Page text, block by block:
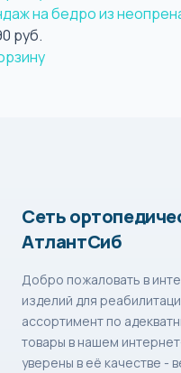
на бедро из
руб.
Сеть
АтлантСиб
Добро пожаловать в
изделий для
ассортимент по
товары в нашем
уверены в её качестве -